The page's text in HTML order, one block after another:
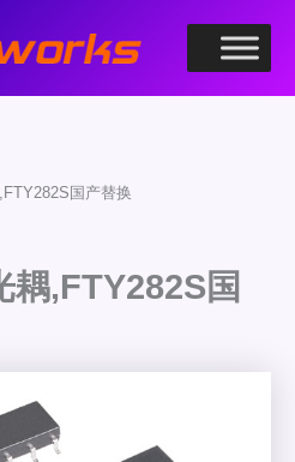
国产替换
耦,FTY282S国